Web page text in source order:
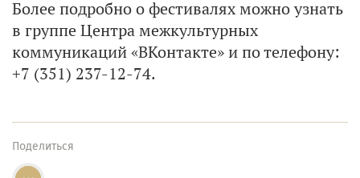
Более подробно о фестивалях можно узнать
в группе Центра межкультурных
коммуникаций «ВКонтакте» и по телефону:
+7 (351) 237-12-74.
Поделиться